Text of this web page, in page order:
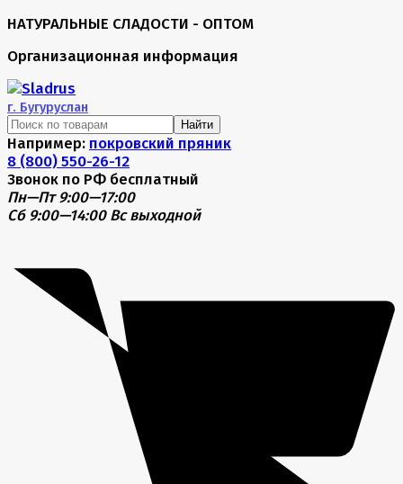
НАТУРАЛЬНЫЕ СЛАДОСТИ - ОПТОМ
Организационная информация
г. Бугуруслан
Найти
Например: покровский пряник
8 (800) 550-26-12
Звонок по РФ бесплатный
Пн—Пт 9:00—17:00
Сб 9:00—14:00 Вс выходной